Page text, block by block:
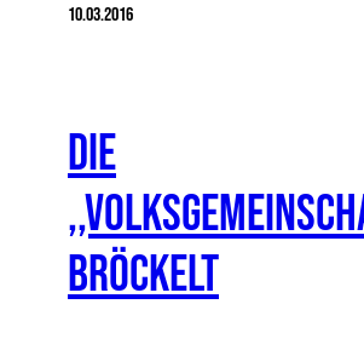
10.03.2016
Die
bröckelt